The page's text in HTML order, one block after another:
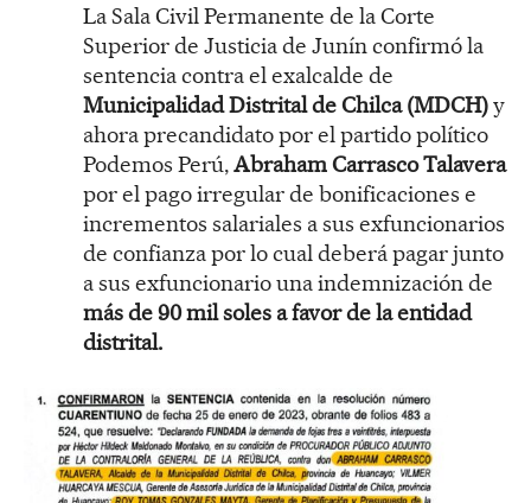
La Sala Civil Permanente de la Corte
Superior de Justicia de Junín confirmó la
sentencia contra el exalcalde de
Municipalidad Distrital de Chilca (MDCH)y
ahora precandidato por el partido político
Podemos Perú,Abraham Carrasco Talavera
por el pago irregular de bonificaciones e
incrementos salariales a sus exfuncionarios
de confianza por lo cual deberá pagar junto
a sus exfuncionario una indemnización de
más de 90 mil soles a favor de la entidad
distrital.